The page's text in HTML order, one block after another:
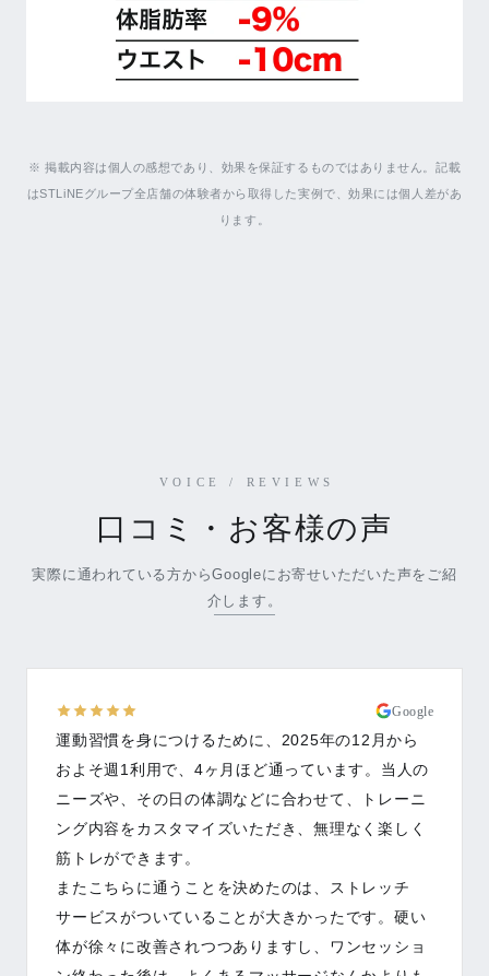
※ 掲載内容は個人の感想であり、効果を保証するものではありません。記載
はSTLiNEグループ全店舗の体験者から取得した実例で、効果には個人差があ
ります。
VOICE / REVIEWS
口コミ・お客様の声
実際に通われている方からGoogleにお寄せいただいた声をご紹
介します。
Google
運動習慣を身につけるために、2025年の12月から
およそ週1利用で、4ヶ月ほど通っています。当人の
ニーズや、その日の体調などに合わせて、トレーニ
ング内容をカスタマイズいただき、無理なく楽しく
筋トレができます。
またこちらに通うことを決めたのは、ストレッチ
サービスがついていることが大きかったです。硬い
体が徐々に改善されつつありますし、ワンセッショ